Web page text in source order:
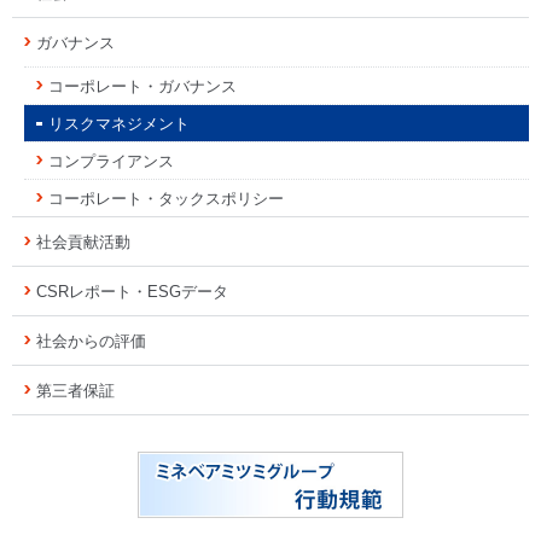
ガバナンス
コーポレート・ガバナンス
リスクマネジメント
コンプライアンス
コーポレート・タックスポリシー
社会貢献活動
CSRレポート・ESGデータ
社会からの評価
第三者保証